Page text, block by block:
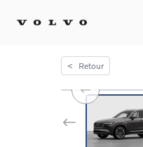
< Retour